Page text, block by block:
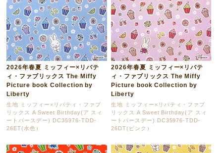
2026年春夏 ミッフィー×リバテ
ィ・ファブリックス The Miffy
Picture book Collection by
Liberty
生地 ミッフィー×リバティ・ファブ
リックス A Sweet Birthday(ア スィ
ートバースデー) DC35976-TDD-
26ET(水色）
2026年春夏 ミッフィー×リバテ
ィ・ファブリックス The Miffy
Picture book Collection by
Liberty
生地 ミッフィー×リバティ・ファブ
リックス A Sweet Birthday(ア スィ
ートバースデー) DC35976-TDD-
26DT(ピンク）